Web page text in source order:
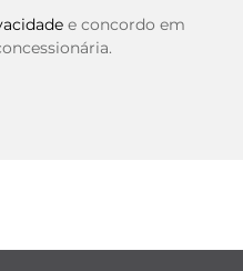
e concordo em